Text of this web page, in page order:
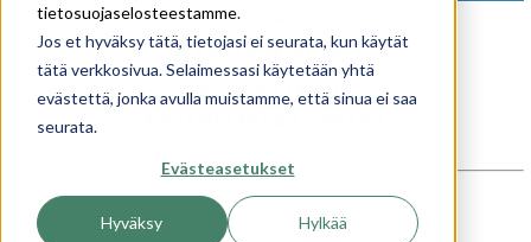
tietosuojaselosteestamme.
Jos et hyväksy tätä, tietojasi ei seurata, kun käytät
tätä verkkosivua. Selaimessasi käytetään yhtä
evästettä, jonka avulla muistamme, että sinua ei saa
seurata.
Evästeasetukset
Hyväksy Hylkää
LUONNOSGALLERIA
RAKENTAJA-BLOGIT